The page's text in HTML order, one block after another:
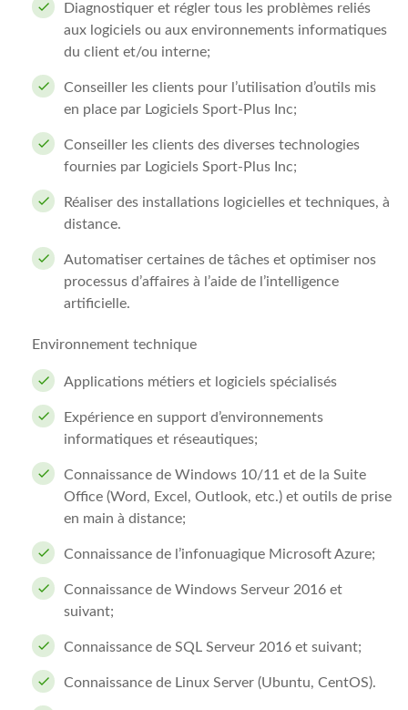
Diagnostiquer et régler tous les problèmes reliés
aux logiciels ou aux environnements informatiques
du client et/ou interne;
Conseiller les clients pour l’utilisation d’outils mis
en place par Logiciels Sport-Plus Inc;
Conseiller les clients des diverses technologies
fournies par Logiciels Sport-Plus Inc;
Réaliser des installations logicielles et techniques, à
distance.
Automatiser certaines de tâches et optimiser nos
processus d’affaires à l’aide de l’intelligence
artificielle.
Environnement technique
Applications métiers et logiciels spécialisés
Expérience en support d’environnements
informatiques et réseautiques;
Connaissance de Windows 10/11 et de la Suite
Office (Word, Excel, Outlook, etc.) et outils de prise
en main à distance;
Connaissance de l’infonuagique Microsoft Azure;
Connaissance de Windows Serveur 2016 et
suivant;
Connaissance de SQL Serveur 2016 et suivant;
Connaissance de Linux Server (Ubuntu, CentOS).